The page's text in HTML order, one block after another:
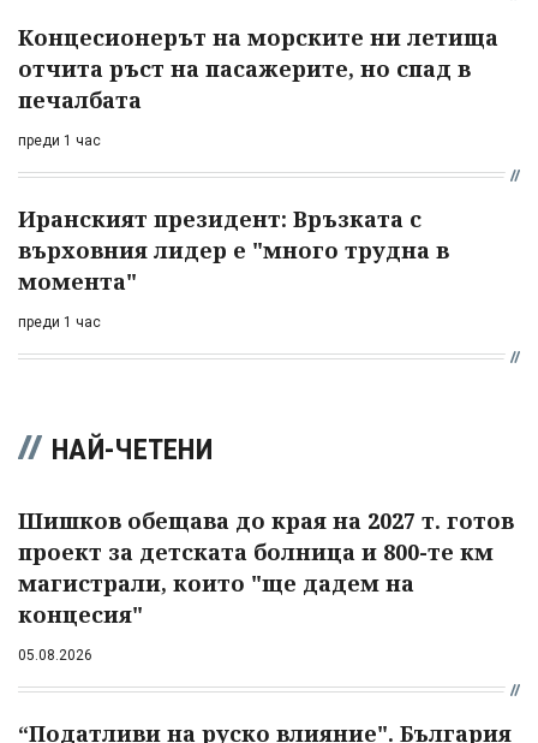
Концесионерът на морските ни летища
отчита ръст на пасажерите, но спад в
печалбата
преди 1 час
Иранският президент: Връзката с
върховния лидер е "много трудна в
момента"
преди 1 час
НАЙ-ЧЕТЕНИ
Шишков обещава до края на 2027 т. готов
проект за детската болница и 800-те км
магистрали, които "ще дадем на
концесия"
05.08.2026
“Податливи на руско влияние". България